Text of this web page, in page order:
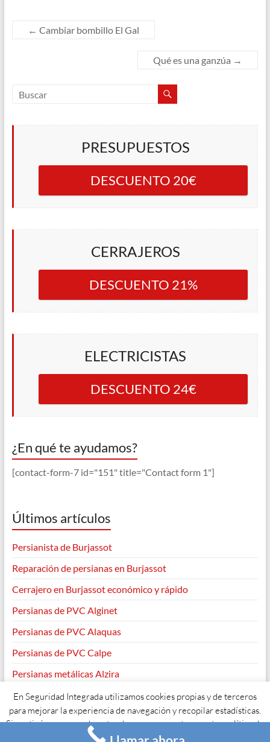
← Cambiar bombillo El Gal
Qué es una ganzúa →
PRESUPUESTOS
DESCUENTO 20€
CERRAJEROS
DESCUENTO 21%
ELECTRICISTAS
DESCUENTO 24€
¿En qué te ayudamos?
[contact-form-7 id="151" title="Contact form 1"]
Últimos artículos
Persianista de Burjassot
Reparación de persianas en Burjassot
Cerrajero en Burjassot económico y rápido
Persianas de PVC Alginet
Persianas de PVC Alaquas
Persianas de PVC Calpe
Persianas metálicas Alzira
Copyright © 2026. Todos los derechos reservados. TemaSpaciousde
ThemeGrill. Funciona con: WordPress
En Seguridad Integrada utilizamos cookies propias y de terceros
para mejorar la experiencia de navegación y recopilar estadísticas.
Si continúas navegando entendemos que aceptas nuestra política de